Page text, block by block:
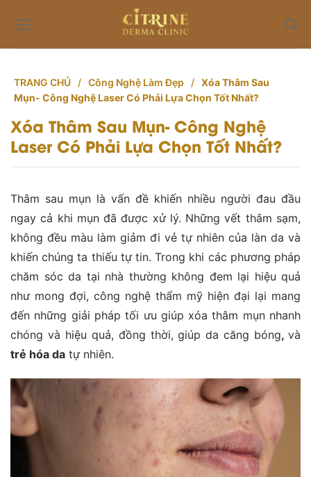
content
TRANG CHỦ / Công Nghệ Làm Đẹp / Xóa Thâm Sau
Mụn- Công Nghệ Laser Có Phải Lựa Chọn Tốt Nhất?
Xóa Thâm Sau Mụn- Công Nghệ
Laser Có Phải Lựa Chọn Tốt Nhất?
Thâm sau mụn là vấn đề khiến nhiều người đau đầu
ngay cả khi mụn đã được xử lý. Những vết thâm sạm,
không đều màu làm giảm đi vẻ tự nhiên của làn da và
khiến chúng ta thiếu tự tin. Trong khi các phương pháp
chăm sóc da tại nhà thường không đem lại hiệu quả
như mong đợi, công nghệ thẩm mỹ hiện đại lại mang
đến những giải pháp tối ưu giúp xóa thâm mụn nhanh
chóng và hiệu quả, đồng thời, giúp da căng bóng,và
trẻ hóa da tự nhiên.